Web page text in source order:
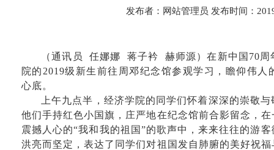
发布者：网站管理员 发布时间：
（通讯员任娜娜 蒋子衿 赫师源）在新中国70周
院的 2019级新生前往周邓纪念馆参观学习，瞻仰伟人
心底。
上午九点半，经济学院的同学们怀着深深的崇敬
他们手持红色小国旗，庄严地在纪念馆前合影留念，
震撼人心的“我和我的祖国”的歌声中，来来往往的游
洪亮而坚定，表达了同学们对祖国发自肺腑的美好祝